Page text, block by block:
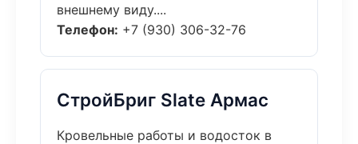
внешнему виду....
Телефон: +7 (930) 306-32-76
СтройБриг Slate Армас
Кровельные работы и водосток в